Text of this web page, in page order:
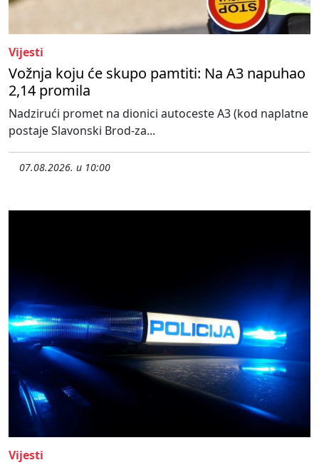
Vijesti
Vožnja koju će skupo pamtiti: Na A3 napuhao
2,14 promila
Nadzirući promet na dionici autoceste A3 (kod naplatne
postaje Slavonski Brod-za...
07.08.2026. u 10:00
Vijesti